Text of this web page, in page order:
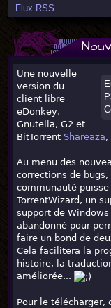
Flux RSS
Une nouvelle
version du
client libre
eDonkey,
Gnutella, G2 et
BitTorrent Shareaza,
Au menu des
corrections de
communauté
TorrentWizard, un
support de
abandonné pour
faire un bond de
Cela facilitera la
histoire, la
améliorée...
Pour le télécharger,